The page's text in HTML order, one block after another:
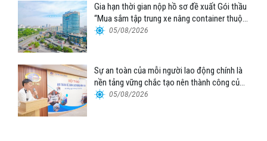
Gia hạn thời gian nộp hồ sơ đề xuất Gói thầu
“Mua sắm tập trung xe nâng container thuộc
Tổng công ty Hàng hải Việt Nam – CTCP”
05/08/2026
Sự an toàn của mỗi người lao động chính là
nền tảng vững chắc tạo nên thành công của
Cảng Đà Nẵng
05/08/2026